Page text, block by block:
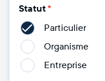
Statut*
Particulier
Organisme
Entreprise